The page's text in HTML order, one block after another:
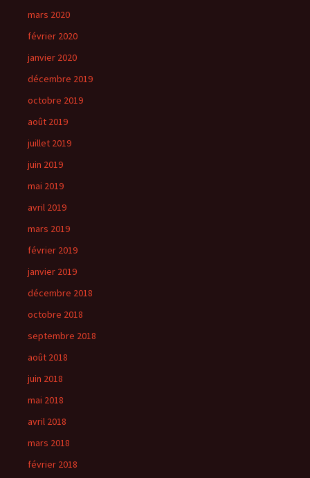
mars 2020
février 2020
janvier 2020
décembre 2019
octobre 2019
août 2019
juillet 2019
juin 2019
mai 2019
avril 2019
mars 2019
février 2019
janvier 2019
décembre 2018
octobre 2018
septembre 2018
août 2018
juin 2018
mai 2018
avril 2018
mars 2018
février 2018